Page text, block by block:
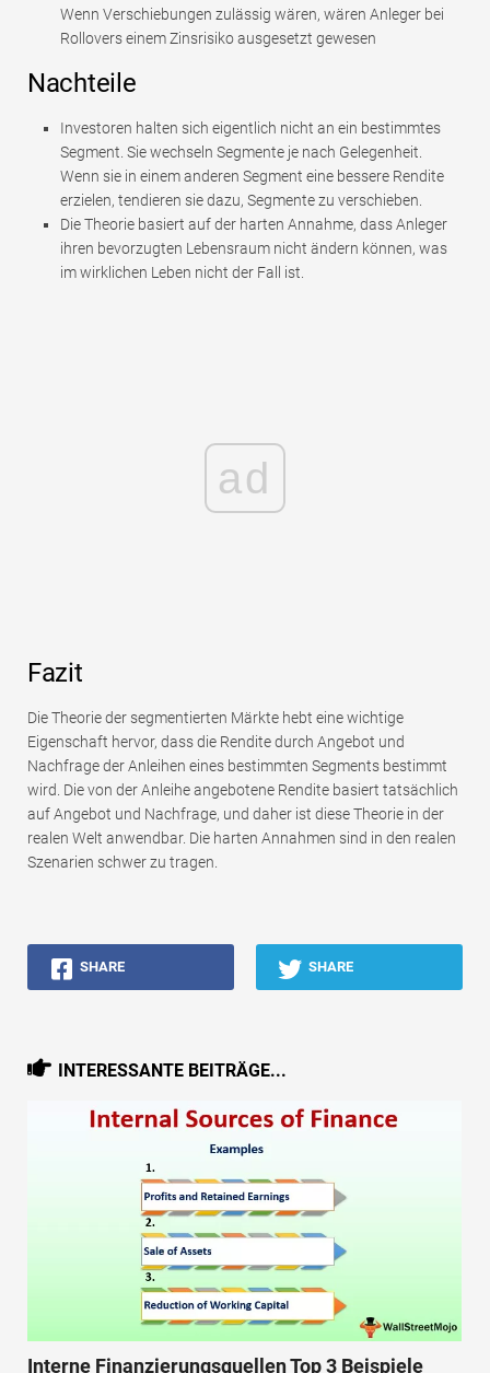
Wenn Verschiebungen zulässig wären, wären Anleger bei
Rollovers einem Zinsrisiko ausgesetzt gewesen
Nachteile
Investoren halten sich eigentlich nicht an ein bestimmtes
Segment. Sie wechseln Segmente je nach Gelegenheit.
Wenn sie in einem anderen Segment eine bessere Rendite
erzielen, tendieren sie dazu, Segmente zu verschieben.
Die Theorie basiert auf der harten Annahme, dass Anleger
ihren bevorzugten Lebensraum nicht ändern können, was
im wirklichen Leben nicht der Fall ist.
ad
Fazit
Die Theorie der segmentierten Märkte hebt eine wichtige
Eigenschaft hervor, dass die Rendite durch Angebot und
Nachfrage der Anleihen eines bestimmten Segments bestimmt
wird. Die von der Anleihe angebotene Rendite basiert tatsächlich
auf Angebot und Nachfrage, und daher ist diese Theorie in der
realen Welt anwendbar. Die harten Annahmen sind in den realen
Szenarien schwer zu tragen.
SHARE SHARE
INTERESSANTE BEITRÄGE...
Interne Finanzierungsquellen Top 3 Beispiele